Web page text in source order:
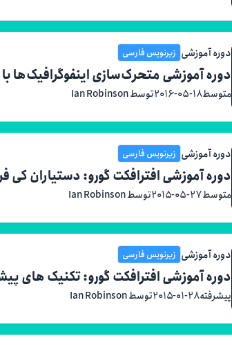
دوره آموزشی زیرنویس فارسی
دوره آموزشی متحرک‌سازی اینفوگرافیک‌ها با After Effects
متوسط۲۰۱۶-۰۵-۱۸توسط Ian Robinson
دوره آموزشی زیرنویس فارسی
دوره آموزشی افترافکت گورو: دستیاران کی
متوسط۲۰۱۵-۰۵-۲۷توسط Ian Robinson
دوره آموزشی زیرنویس فارسی
دوره آموزشی افترافکت گورو: تکنیک های
پیشرفته۲۰۱۵-۰۱-۲۸توسط Ian Robinson